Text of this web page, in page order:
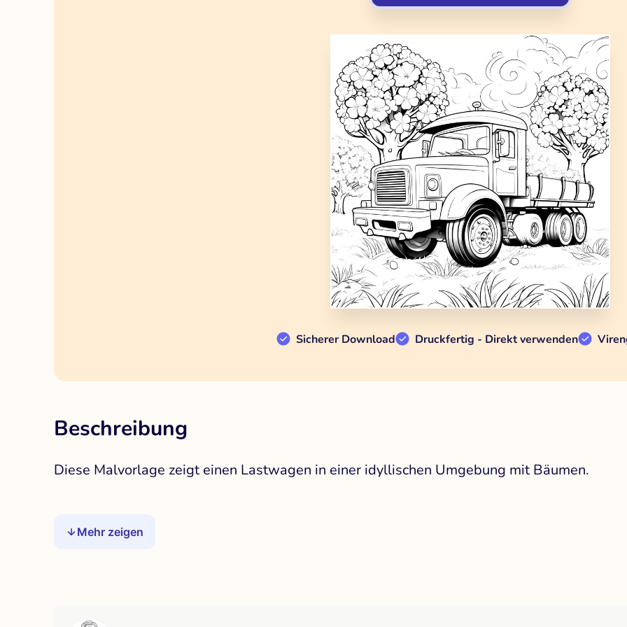
Sicherer Download Druckfertig - Direkt verwenden
Beschreibung
Diese Malvorlage zeigt einen Lastwagen in einer idyllischen Umgebung mit Bäumen.
Mehr zeigen